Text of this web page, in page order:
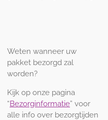
Weten wanneer uw
pakket bezorgd zal
worden?
Kijk op onze pagina
“Bezorginformatie” voor
alle info over bezorgtijden